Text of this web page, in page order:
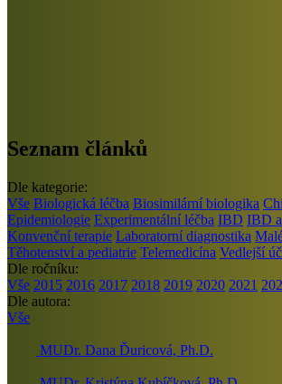
Seznam článků
Dle kategorie:
Vše Biologická léčba Biosimilární biologika
Epidemiologie Experimentální léčba IBD IBD
Konvenční terapie Laboratorní diagnostika
Těhotenství a pediatrie Telemedicína Vedlejší
Dle ročníku:
Vše 2015 2016 2017 2018 2019 2020 2021
Dle autora:
Vše
MUDr. Dana Ďuricová, Ph.D.